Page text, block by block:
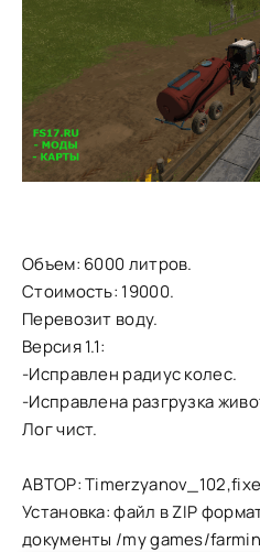
Объем: 6000 литров.
Стоимость: 19000.
Перевозит воду.
Версия 1.1:
-Исправлен радиус колес.
-Исправлена разгрузка
Лог чист.
АВТОР:
Установка: файл в ZIP
документы /my games/